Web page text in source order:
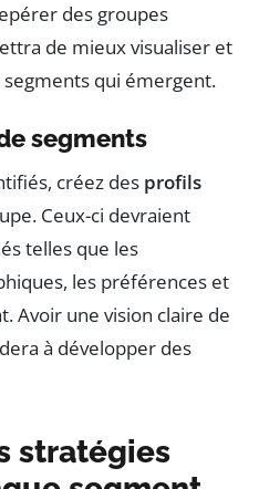
des groupes
de mieux visualiser et
qui émergent.
segments
créez des profils
Ceux-ci devraient
telles que les
les préférences et
Avoir une vision claire de
à développer des
stratégies